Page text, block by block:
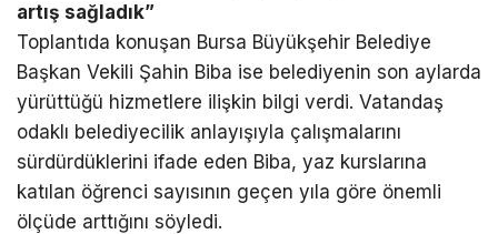
artış sağladık”
Toplantıda konuşan Bursa Büyükşehir Belediye
Başkan Vekili Şahin Biba ise belediyenin son aylarda
yürüttüğü hizmetlere ilişkin bilgi verdi. Vatandaş
odaklı belediyecilik anlayışıyla çalışmalarını
sürdürdüklerini ifade eden Biba, yaz kurslarına
katılan öğrenci sayısının geçen yıla göre önemli
ölçüde arttığını söyledi.